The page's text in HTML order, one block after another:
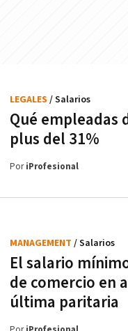
Qué empleadas
plus del 31%
LEGALES / Salarios
PoriProfesional
El salario
de comercio en
última paritaria
MANAGEMENT / Salarios